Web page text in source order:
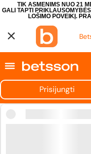
TIK ASMENIMS NUO 21
GALI TAPTI
LOŠIMO POVEIKĮ.
Prisijungti